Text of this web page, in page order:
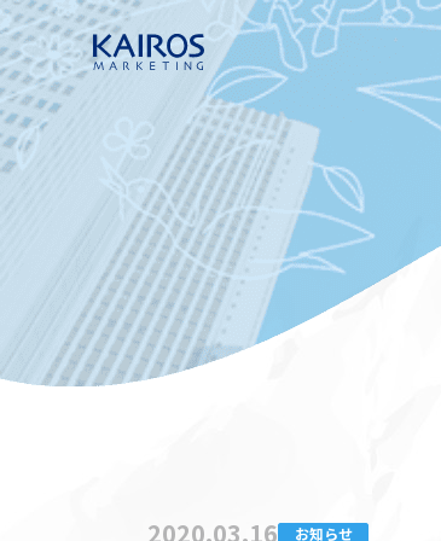
2020.03.16 お知らせ